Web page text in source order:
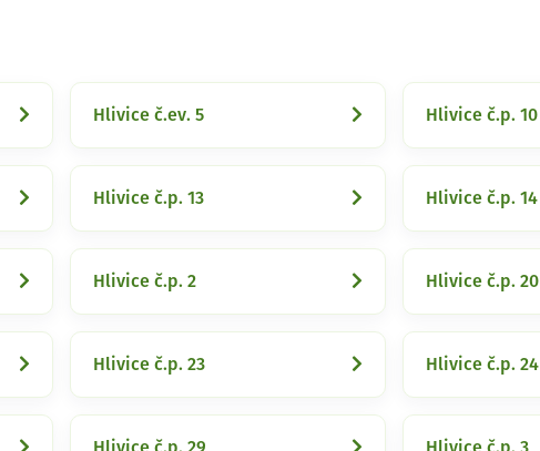
Hlivice č.ev. 5 Hlivice č.p. 10
Hlivice č.p. 13 Hlivice č.p. 14
Hlivice č.p. 2 Hlivice č.p. 20
Hlivice č.p. 23 Hlivice č.p. 24